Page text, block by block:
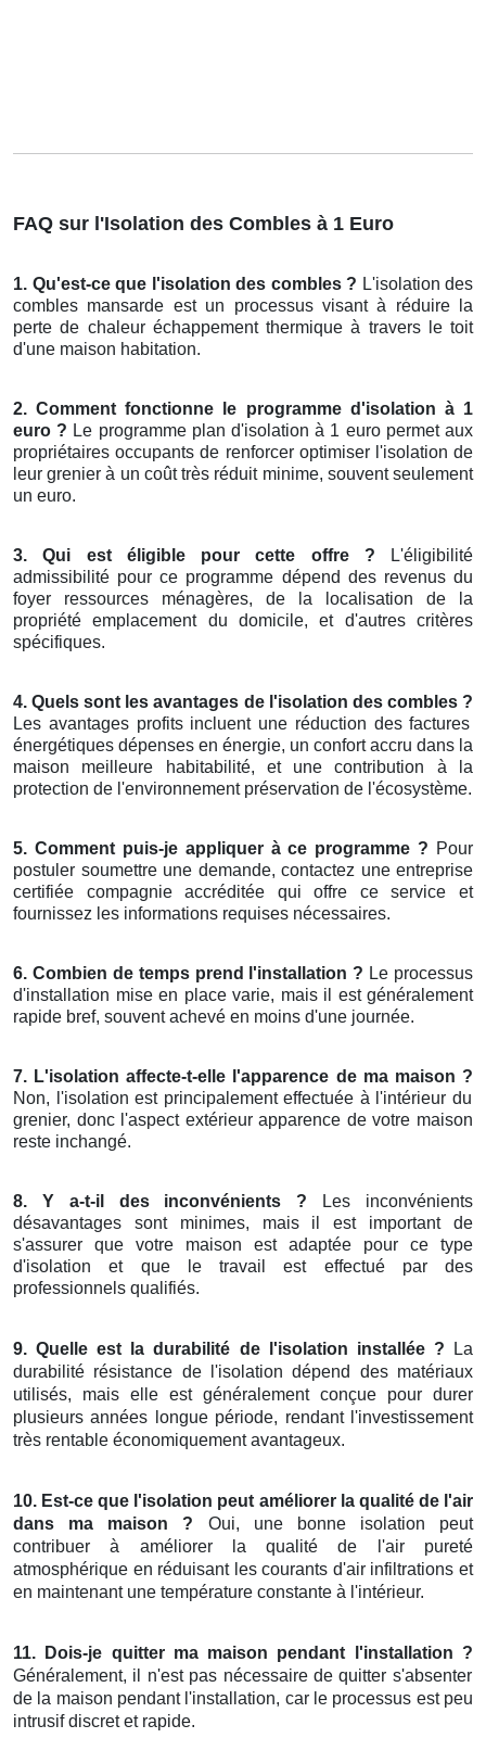
FAQ sur l'Isolation des Combles à 1 Euro
1. Qu'est-ce que l'isolation des combles ? L'isolation des
combles mansarde est un processus visant à réduire la
perte de chaleur échappement thermique à travers le toit
d'une maison habitation.
2. Comment fonctionne le programme d'isolation à 1
euro ? Le programme plan d'isolation à 1 euro permet aux
propriétaires occupants de renforcer optimiser l'isolation de
leur grenier à un coût très réduit minime, souvent seulement
un euro.
3. Qui est éligible pour cette offre ? L'éligibilité
admissibilité pour ce programme dépend des revenus du
foyer ressources ménagères, de la localisation de la
propriété emplacement du domicile, et d'autres critères
spécifiques.
4. Quels sont les avantages de l'isolation des combles ?
Les avantages profits incluent une réduction des factures
énergétiques dépenses en énergie, un confort accru dans la
maison meilleure habitabilité, et une contribution à la
protection de l'environnement préservation de l'écosystème.
5. Comment puis-je appliquer à ce programme ? Pour
postuler soumettre une demande, contactez une entreprise
certifiée compagnie accréditée qui offre ce service et
fournissez les informations requises nécessaires.
6. Combien de temps prend l'installation ? Le processus
d'installation mise en place varie, mais il est généralement
rapide bref, souvent achevé en moins d'une journée.
7. L'isolation affecte-t-elle l'apparence de ma maison ?
Non, l'isolation est principalement effectuée à l'intérieur du
grenier, donc l'aspect extérieur apparence de votre maison
reste inchangé.
8. Y a-t-il des inconvénients ? Les inconvénients
désavantages sont minimes, mais il est important de
s'assurer que votre maison est adaptée pour ce type
d'isolation et que le travail est effectué par des
professionnels qualifiés.
9. Quelle est la durabilité de l'isolation installée ? La
durabilité résistance de l'isolation dépend des matériaux
utilisés, mais elle est généralement conçue pour durer
plusieurs années longue période, rendant l'investissement
très rentable économiquement avantageux.
10. Est-ce que l'isolation peut améliorer la qualité de l'air
dans ma maison ? Oui, une bonne isolation peut
contribuer à améliorer la qualité de l'air pureté
atmosphérique en réduisant les courants d'air infiltrations et
en maintenant une température constante à l'intérieur.
11. Dois-je quitter ma maison pendant l'installation ?
Généralement, il n'est pas nécessaire de quitter s'absenter
de la maison pendant l'installation, car le processus est peu
intrusif discret et rapide.